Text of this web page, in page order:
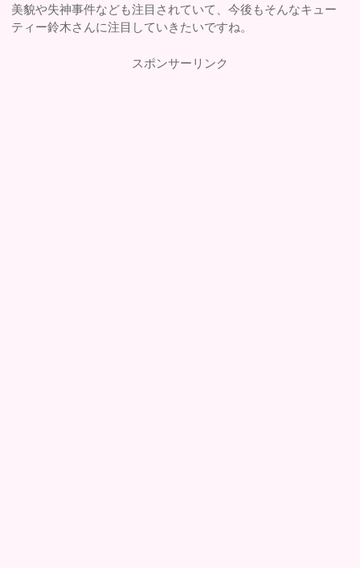
美貌や失神事件なども注目されていて、今後もそんなキュー
ティー鈴木さんに注目していきたいですね。
スポンサーリンク